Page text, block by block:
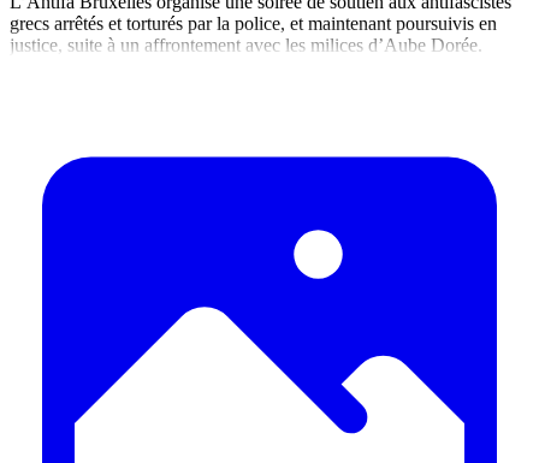
grecs arrêtés et torturés par la police, et maintenant poursuivis en
justice, suite à un affrontement avec les milices d’Aube Dorée.